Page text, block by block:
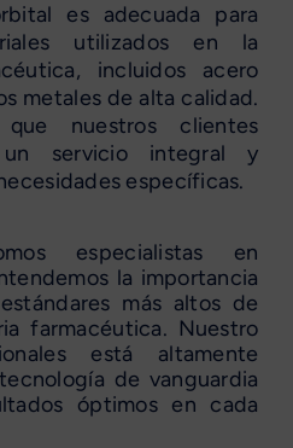
es adecuada para
utilizados en la
incluidos acero
metales de alta calidad.
nuestros clientes
servicio integral y
específicas.
especialistas en
la importancia
más altos de
farmacéutica. Nuestro
está altamente
de vanguardia
óptimos en cada